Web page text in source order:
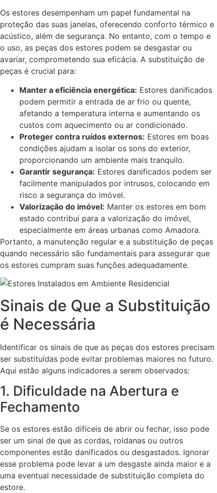
Os estores desempenham um papel fundamental na
proteção das suas janelas, oferecendo conforto térmico e
acústico, além de segurança. No entanto, com o tempo e
o uso, as peças dos estores podem se desgastar ou
avariar, comprometendo sua eficácia. A substituição de
peças é crucial para:
Manter a eficiência energética: Estores danificados
podem permitir a entrada de ar frio ou quente,
afetando a temperatura interna e aumentando os
custos com aquecimento ou ar condicionado.
Proteger contra ruídos externos: Estores em boas
condições ajudam a isolar os sons do exterior,
proporcionando um ambiente mais tranquilo.
Garantir segurança: Estores danificados podem ser
facilmente manipulados por intrusos, colocando em
risco a segurança do imóvel.
Valorização do imóvel: Manter os estores em bom
estado contribui para a valorização do imóvel,
especialmente em áreas urbanas como Amadora.
Portanto, a manutenção regular e a substituição de peças
quando necessário são fundamentais para assegurar que
os estores cumpram suas funções adequadamente.
Sinais de Que a Substituição
é Necessária
Identificar os sinais de que as peças dos estores precisam
ser substituídas pode evitar problemas maiores no futuro.
Aqui estão alguns indicadores a serem observados:
1. Dificuldade na Abertura e
Fechamento
Se os estores estão difíceis de abrir ou fechar, isso pode
ser um sinal de que as cordas, roldanas ou outros
componentes estão danificados ou desgastados. Ignorar
esse problema pode levar a um desgaste ainda maior e a
uma eventual necessidade de substituição completa do
estore.